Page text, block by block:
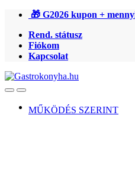
Ugrás
navigációhoz
Ugrás
tartalomra
🎁 G2026 kupon +
Rend. státusz
Fiókom
Kapcsolat
OpenClose
MŰKÖDÉS SZERINT